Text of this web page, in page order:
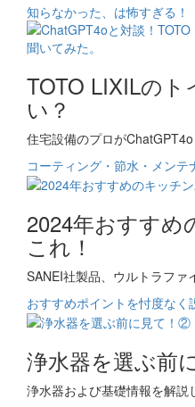
知らなかった、は怖すぎる！
TOTO LIXILの
い？
住宅設備のプロがChatGPT4o
コーティング・節水・メンテ
2024年おすすめ
これ！
SANEI社製品、ウルトラファ
おすすめポイントを忖度なく
浄水器を選ぶ前
浄水器および基礎情報を解説